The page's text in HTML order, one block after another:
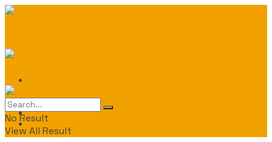
Politika
Daerah
No Result
View All Result